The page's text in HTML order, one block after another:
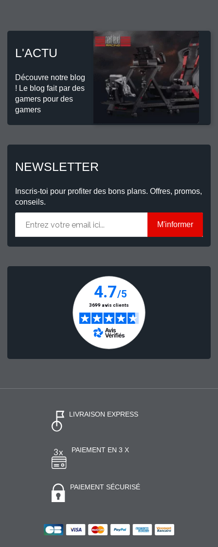
L'ACTU
Découvre notre blog
! Le blog fait par des
gamers pour des
gamers
NEWSLETTER
Inscris-toi pour profiter des bons plans. Offres, promos,
conseils.
M'informer
LIVRAISON EXPRESS
PAIEMENT EN 3 X
PAIEMENT SÉCURISÉ